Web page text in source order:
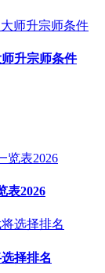
升宗师条件
表2026
择排名